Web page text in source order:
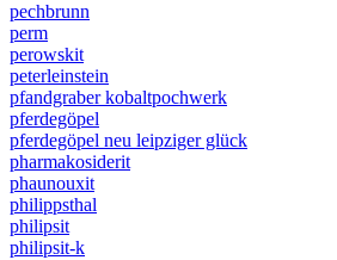
pechbrunn
perm
perowskit
peterleinstein
pfandgraber kobaltpochwerk
pferdegöpel
pferdegöpel neu leipziger glück
pharmakosiderit
phaunouxit
philippsthal
philipsit
philipsit-k